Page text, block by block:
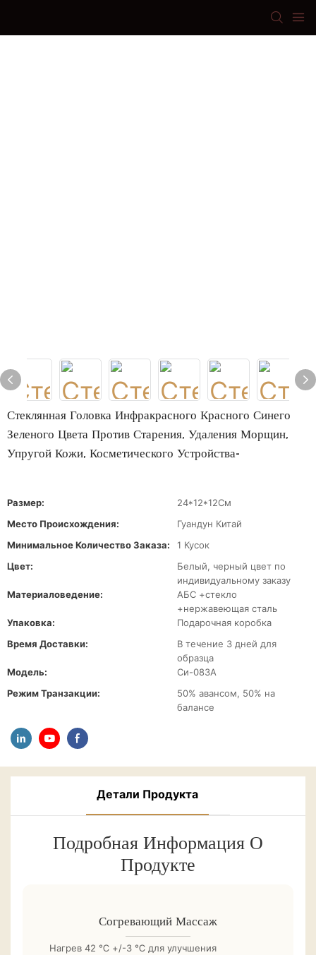
Стеклянная Головка Инфракрасного Красного Синего
Зеленого Цвета Против Старения, Удаления Морщин,
Упругой Кожи, Косметического Устройства-
Размер:
24*12*12См
Место Происхождения:
Гуандун Китай
Минимальное Количество Заказа:
1 Кусок
Цвет:
Белый, черный цвет по
индивидуальному заказу
Материаловедение:
АБС +стекло
+нержавеющая сталь
Упаковка:
Подарочная коробка
Время Доставки:
В течение 3 дней для
образца
Модель:
Си-083А
Режим Транзакции:
50% авансом, 50% на
балансе
Детали Продукта
Подробная Информация О
Продукте
Согревающий Массаж
Нагрев 42 ℃ +/-3 ℃ для улучшения